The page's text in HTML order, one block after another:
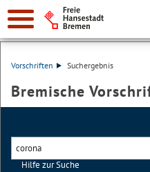
Vorschriften Suchergebnis
Bremische
Hilfe zur Suche